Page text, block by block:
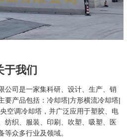
于我们
司是一家集科研、设计、生产、销
要产品包括：冷却塔|方形横流冷却塔|
空调冷却塔，并广泛应用于塑胶、电
纺织、服装、印刷、吹塑、吸塑、医
等众多行业及领域。